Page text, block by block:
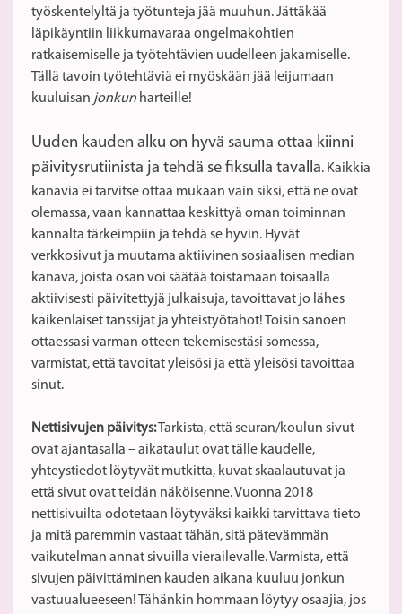
työskentelyltä ja työtunteja jää muuhun. Jättäkää
läpikäyntiin liikkumavaraa ongelmakohtien
ratkaisemiselle ja työtehtävien uudelleen jakamiselle.
Tällä tavoin työtehtäviä ei myöskään jää leijumaan
kuuluisan jonkun harteille!
Uuden kauden alku on hyvä sauma ottaa kiinni
päivitysrutiinista ja tehdä se fiksulla tavalla. Kaikkia
kanavia ei tarvitse ottaa mukaan vain siksi, että ne ovat
olemassa, vaan kannattaa keskittyä oman toiminnan
kannalta tärkeimpiin ja tehdä se hyvin. Hyvät
verkkosivut ja muutama aktiivinen sosiaalisen median
kanava, joista osan voi säätää toistamaan toisaalla
aktiivisesti päivitettyjä julkaisuja, tavoittavat jo lähes
kaikenlaiset tanssijat ja yhteistyötahot! Toisin sanoen
ottaessasi varman otteen tekemisestäsi somessa,
varmistat, että tavoitat yleisösi ja että yleisösi tavoittaa
sinut.
Nettisivujen päivitys:Tarkista, että seuran/koulun sivut
ovat ajantasalla – aikataulut ovat tälle kaudelle,
yhteystiedot löytyvät mutkitta, kuvat skaalautuvat ja
että sivut ovat teidän näköisenne. Vuonna 2018
nettisivuilta odotetaan löytyväksi kaikki tarvittava tieto
ja mitä paremmin vastaat tähän, sitä pätevämmän
vaikutelman annat sivuilla vierailevalle. Varmista, että
sivujen päivittäminen kauden aikana kuuluu jonkun
vastuualueeseen! Tähänkin hommaan löytyy osaajia, jos